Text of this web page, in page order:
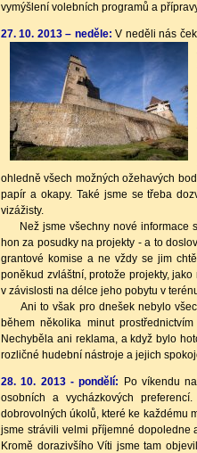
vymýšlení volebních programů a
27. 10. 2013 – neděle: V neděli nás
ohledně všech možných ožehavých
papír a okapy. Také jsme se třeba
vizážisty.
Než jsme všechny nové informace
hon za posudky na projekty - a to
grantové komise a ne vždy se jim
poněkud zvláštní, protože projekty,
v závislosti na délce jeho pobytu v
Ani to však pro dnešek nebylo
během několika minut
Nechyběla ani reklama, a když bylo
rozličné hudební nástroje a jejich
28. 10. 2013 - pondělí: Po víkendu
osobních a vycházkových
dobrovolných úkolů, které ke každému
jsme strávili velmi příjemné
Kromě dorazivšího Víti jsme tam